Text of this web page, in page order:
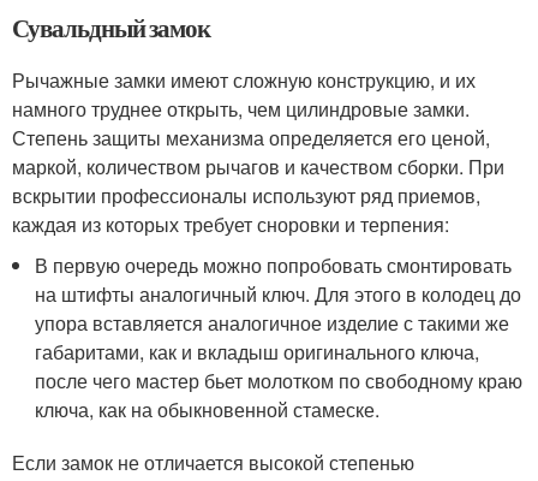
Сувальдный замок
Рычажные замки имеют сложную конструкцию, и их
намного труднее открыть, чем цилиндровые замки.
Степень защиты механизма определяется его ценой,
маркой, количеством рычагов и качеством сборки. При
вскрытии профессионалы используют ряд приемов,
каждая из которых требует сноровки и терпения:
В первую очередь можно попробовать смонтировать
на штифты аналогичный ключ. Для этого в колодец до
упора вставляется аналогичное изделие с такими же
габаритами, как и вкладыш оригинального ключа,
после чего мастер бьет молотком по свободному краю
ключа, как на обыкновенной стамеске.
Если замок не отличается высокой степенью